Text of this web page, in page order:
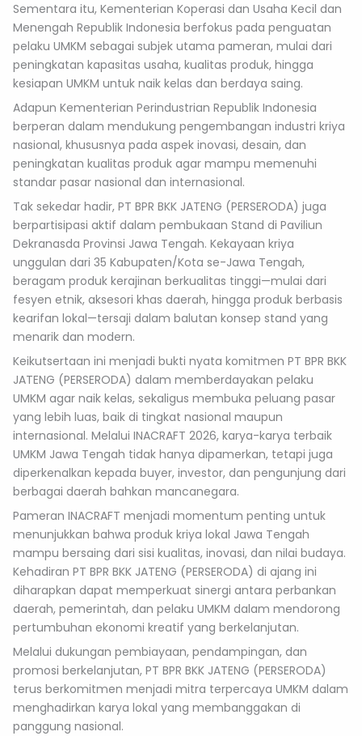
Sementara itu, Kementerian Koperasi dan Usaha Kecil dan
Menengah Republik Indonesia berfokus pada penguatan
pelaku UMKM sebagai subjek utama pameran, mulai dari
peningkatan kapasitas usaha, kualitas produk, hingga
kesiapan UMKM untuk naik kelas dan berdaya saing.
Adapun Kementerian Perindustrian Republik Indonesia
berperan dalam mendukung pengembangan industri kriya
nasional, khususnya pada aspek inovasi, desain, dan
peningkatan kualitas produk agar mampu memenuhi
standar pasar nasional dan internasional.
Tak sekedar hadir, PT BPR BKK JATENG (PERSERODA) juga
berpartisipasi aktif dalam pembukaan Stand di Paviliun
Dekranasda Provinsi Jawa Tengah. Kekayaan kriya
unggulan dari 35 Kabupaten/Kota se-Jawa Tengah,
beragam produk kerajinan berkualitas tinggi—mulai dari
fesyen etnik, aksesori khas daerah, hingga produk berbasis
kearifan lokal—tersaji dalam balutan konsep stand yang
menarik dan modern.
Keikutsertaan ini menjadi bukti nyata komitmen PT BPR BKK
JATENG (PERSERODA) dalam memberdayakan pelaku
UMKM agar naik kelas, sekaligus membuka peluang pasar
yang lebih luas, baik di tingkat nasional maupun
internasional. Melalui INACRAFT 2026, karya-karya terbaik
UMKM Jawa Tengah tidak hanya dipamerkan, tetapi juga
diperkenalkan kepada buyer, investor, dan pengunjung dari
berbagai daerah bahkan mancanegara.
Pameran INACRAFT menjadi momentum penting untuk
menunjukkan bahwa produk kriya lokal Jawa Tengah
mampu bersaing dari sisi kualitas, inovasi, dan nilai budaya.
Kehadiran PT BPR BKK JATENG (PERSERODA) di ajang ini
diharapkan dapat memperkuat sinergi antara perbankan
daerah, pemerintah, dan pelaku UMKM dalam mendorong
pertumbuhan ekonomi kreatif yang berkelanjutan.
Melalui dukungan pembiayaan, pendampingan, dan
promosi berkelanjutan, PT BPR BKK JATENG (PERSERODA)
terus berkomitmen menjadi mitra terpercaya UMKM dalam
menghadirkan karya lokal yang membanggakan di
panggung nasional.